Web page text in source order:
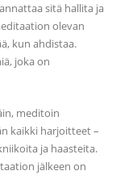
sitä hallita ja
olevan
kun ahdistaa.
joka on
meditoin
kaikki harjoitteet –
ja haasteita.
jälkeen on